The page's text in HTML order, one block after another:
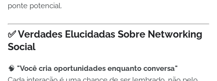
ponte potencial.
✅Verdades Elucidadas Sobre Networking
Social
🧠 "Você cria oportunidades enquanto conversa"